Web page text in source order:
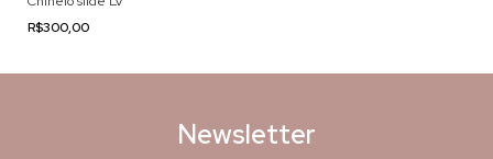
R$300,00
Newsletter